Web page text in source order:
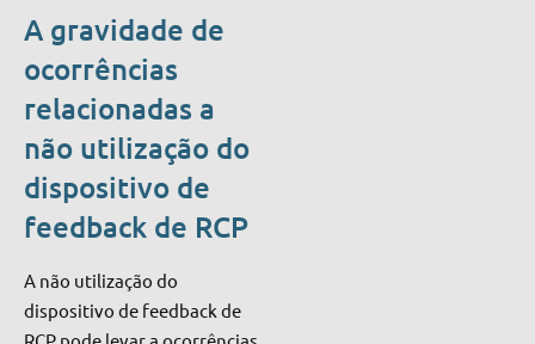
A gravidade de
ocorrências
relacionadas a
não utilização do
dispositivo de
feedback de RCP
A não utilização do
dispositivo de feedback de